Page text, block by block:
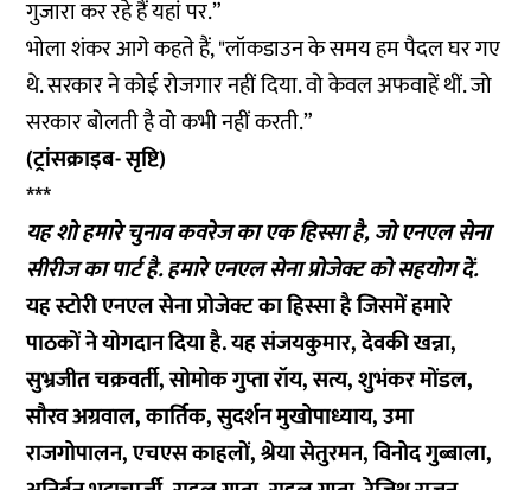
गुजारा कर रहे हैं यहां पर.”
भोला शंकर आगे कहते हैं, "लॉकडाउन के समय हम पैदल घर गए
थे. सरकार ने कोई रोजगार नहीं दिया. वो केवल अफवाहें थीं. जो
सरकार बोलती है वो कभी नहीं करती.”
(ट्रांसक्राइब- सृष्टि)
***
यह शो हमारे चुनाव कवरेज का एक हिस्सा है, जो एनएल सेना
सीरीज का पार्ट है. हमारे एनएल सेना प्रोजेक्ट कोसहयोगदें.
यह स्टोरी एनएल सेना प्रोजेक्ट का हिस्सा है जिसमें हमारे
पाठकों ने योगदान दिया है. यह संजयकुमार, देवकी खन्ना,
सुभ्रजीत चक्रवर्ती, सोमोक गुप्ता रॉय, सत्य, शुभंकर मोंडल,
सौरव अग्रवाल, कार्तिक, सुदर्शन मुखोपाध्याय, उमा
राजगोपालन, एचएस काहलों, श्रेया सेतुरमन, विनोद गुब्बाला,